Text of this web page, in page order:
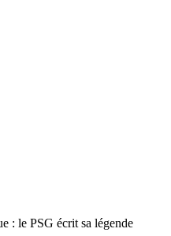
: le PSG écrit sa légende